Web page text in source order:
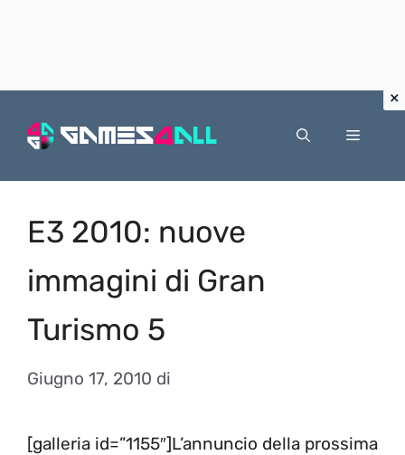
Menu
E3 2010: nuove
immagini di Gran
Turismo 5
Giugno 17, 2010 di
[galleria id=”1155″]L’annuncio della prossima